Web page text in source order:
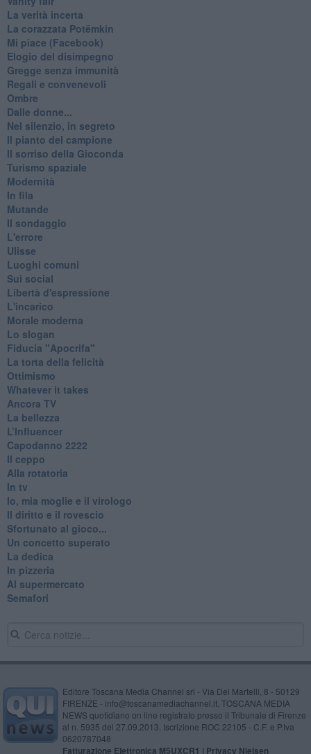
La verità incerta
La corazzata Potëmkin
Mi piace (Facebook)
Elogio del disimpegno
Gregge senza immunità
Regali e convenevoli
Ombre
Dalle donne...
Nel silenzio, in segreto
Il pianto del campione
Il sorriso della Gioconda
Turismo spaziale
Modernità
In fila
Mutande
Il sondaggio
L'errore
Ulisse
Luoghi comuni
Sui social
Libertà d'espressione
L'incarico
Morale moderna
Lo slogan
Fiducia "Apocrifa"
La torta della felicità
Ottimismo
Whatever it takes
Ancora TV
La bellezza
L’Influencer
​Capodanno 2222
Il ceppo
Alla rotatoria
In tv
Io, mia moglie e il virologo
Il diritto e il rovescio
Sfortunato al gioco...
Un concetto superato
La dedica
In pizzeria
Al supermercato
Semafori
Editore Toscana Media Channel srl - Via Dei Martelli, 8 - 50129
FIRENZE - info@toscanamediachannel.it. TOSCANA MEDIA
NEWS quotidiano on line registrato presso il Tribunale di Firenze
al n. 5935 del 27.09.2013. Iscrizione ROC 22105 - C.F. e P.Iva
0620787048
Fatturazione Elettronica M5UXCR1 | Privacy Nielsen